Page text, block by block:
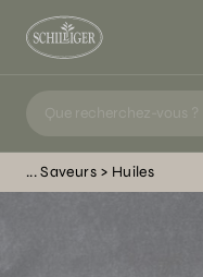
Saveurs Huiles